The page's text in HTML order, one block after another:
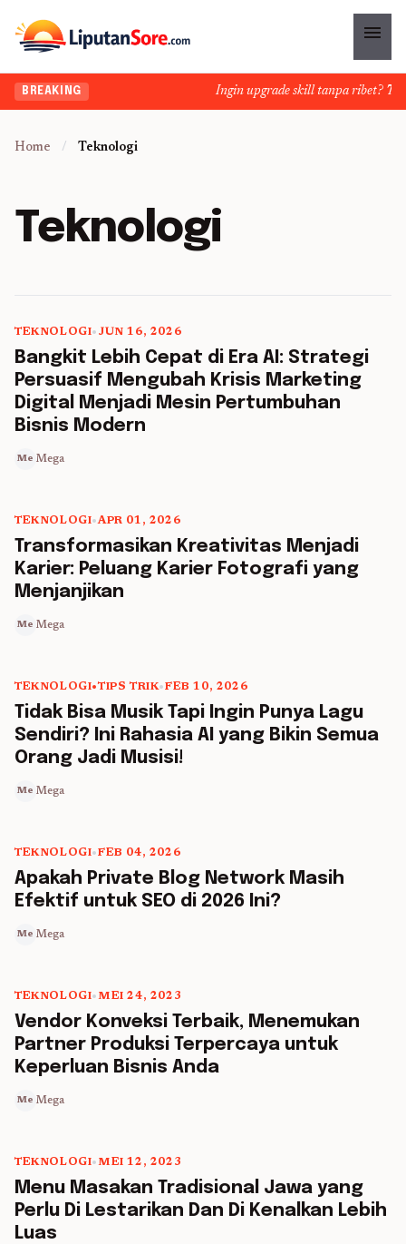
menu
BREAKING Ingin upgrade skill tanpa ribet?
Home / Teknologi
Teknologi
5 min read
TEKNOLOGI• JUN 16, 2026
Bangkit Lebih Cepat di Era AI: Strategi
Persuasif Mengubah Krisis Marketing
Digital Menjadi Mesin Pertumbuhan
Bisnis Modern
Me Mega
5 min read
TEKNOLOGI•APR 01, 2026
Transformasikan Kreativitas Menjadi
Karier: Peluang Karier Fotografi yang
Menjanjikan
Me Mega
5 min read
TEKNOLOGI•TIPS TRIK•FEB 10, 2026
Tidak Bisa Musik Tapi Ingin Punya Lagu
Sendiri? Ini Rahasia AI yang Bikin Semua
Orang Jadi Musisi!
Me Mega
5 min read
TEKNOLOGI•FEB 04, 2026
Apakah Private Blog Network Masih
Efektif untuk SEO di 2026 Ini?
Me Mega
5 min read
TEKNOLOGI•MEI 24, 2023
Vendor Konveksi Terbaik, Menemukan
Partner Produksi Terpercaya untuk
Keperluan Bisnis Anda
Me Mega
TEKNOLOGI•MEI 12, 2023
Menu Masakan Tradisional Jawa yang
Perlu Di Lestarikan Dan Di Kenalkan Lebih
Luas